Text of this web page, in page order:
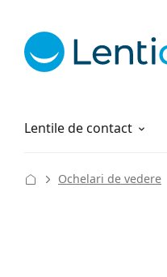
Lentile de contact
Soluții
Cum comandați
Ochelari de vedere